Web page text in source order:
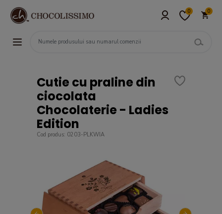
0 0
Cutie cu praline din
ciocolata
Chocolaterie - Ladies
Edition
Cod produs: 0203-PLKWIA